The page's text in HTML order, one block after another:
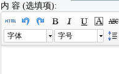
内 容 (选填项):
字体 字号